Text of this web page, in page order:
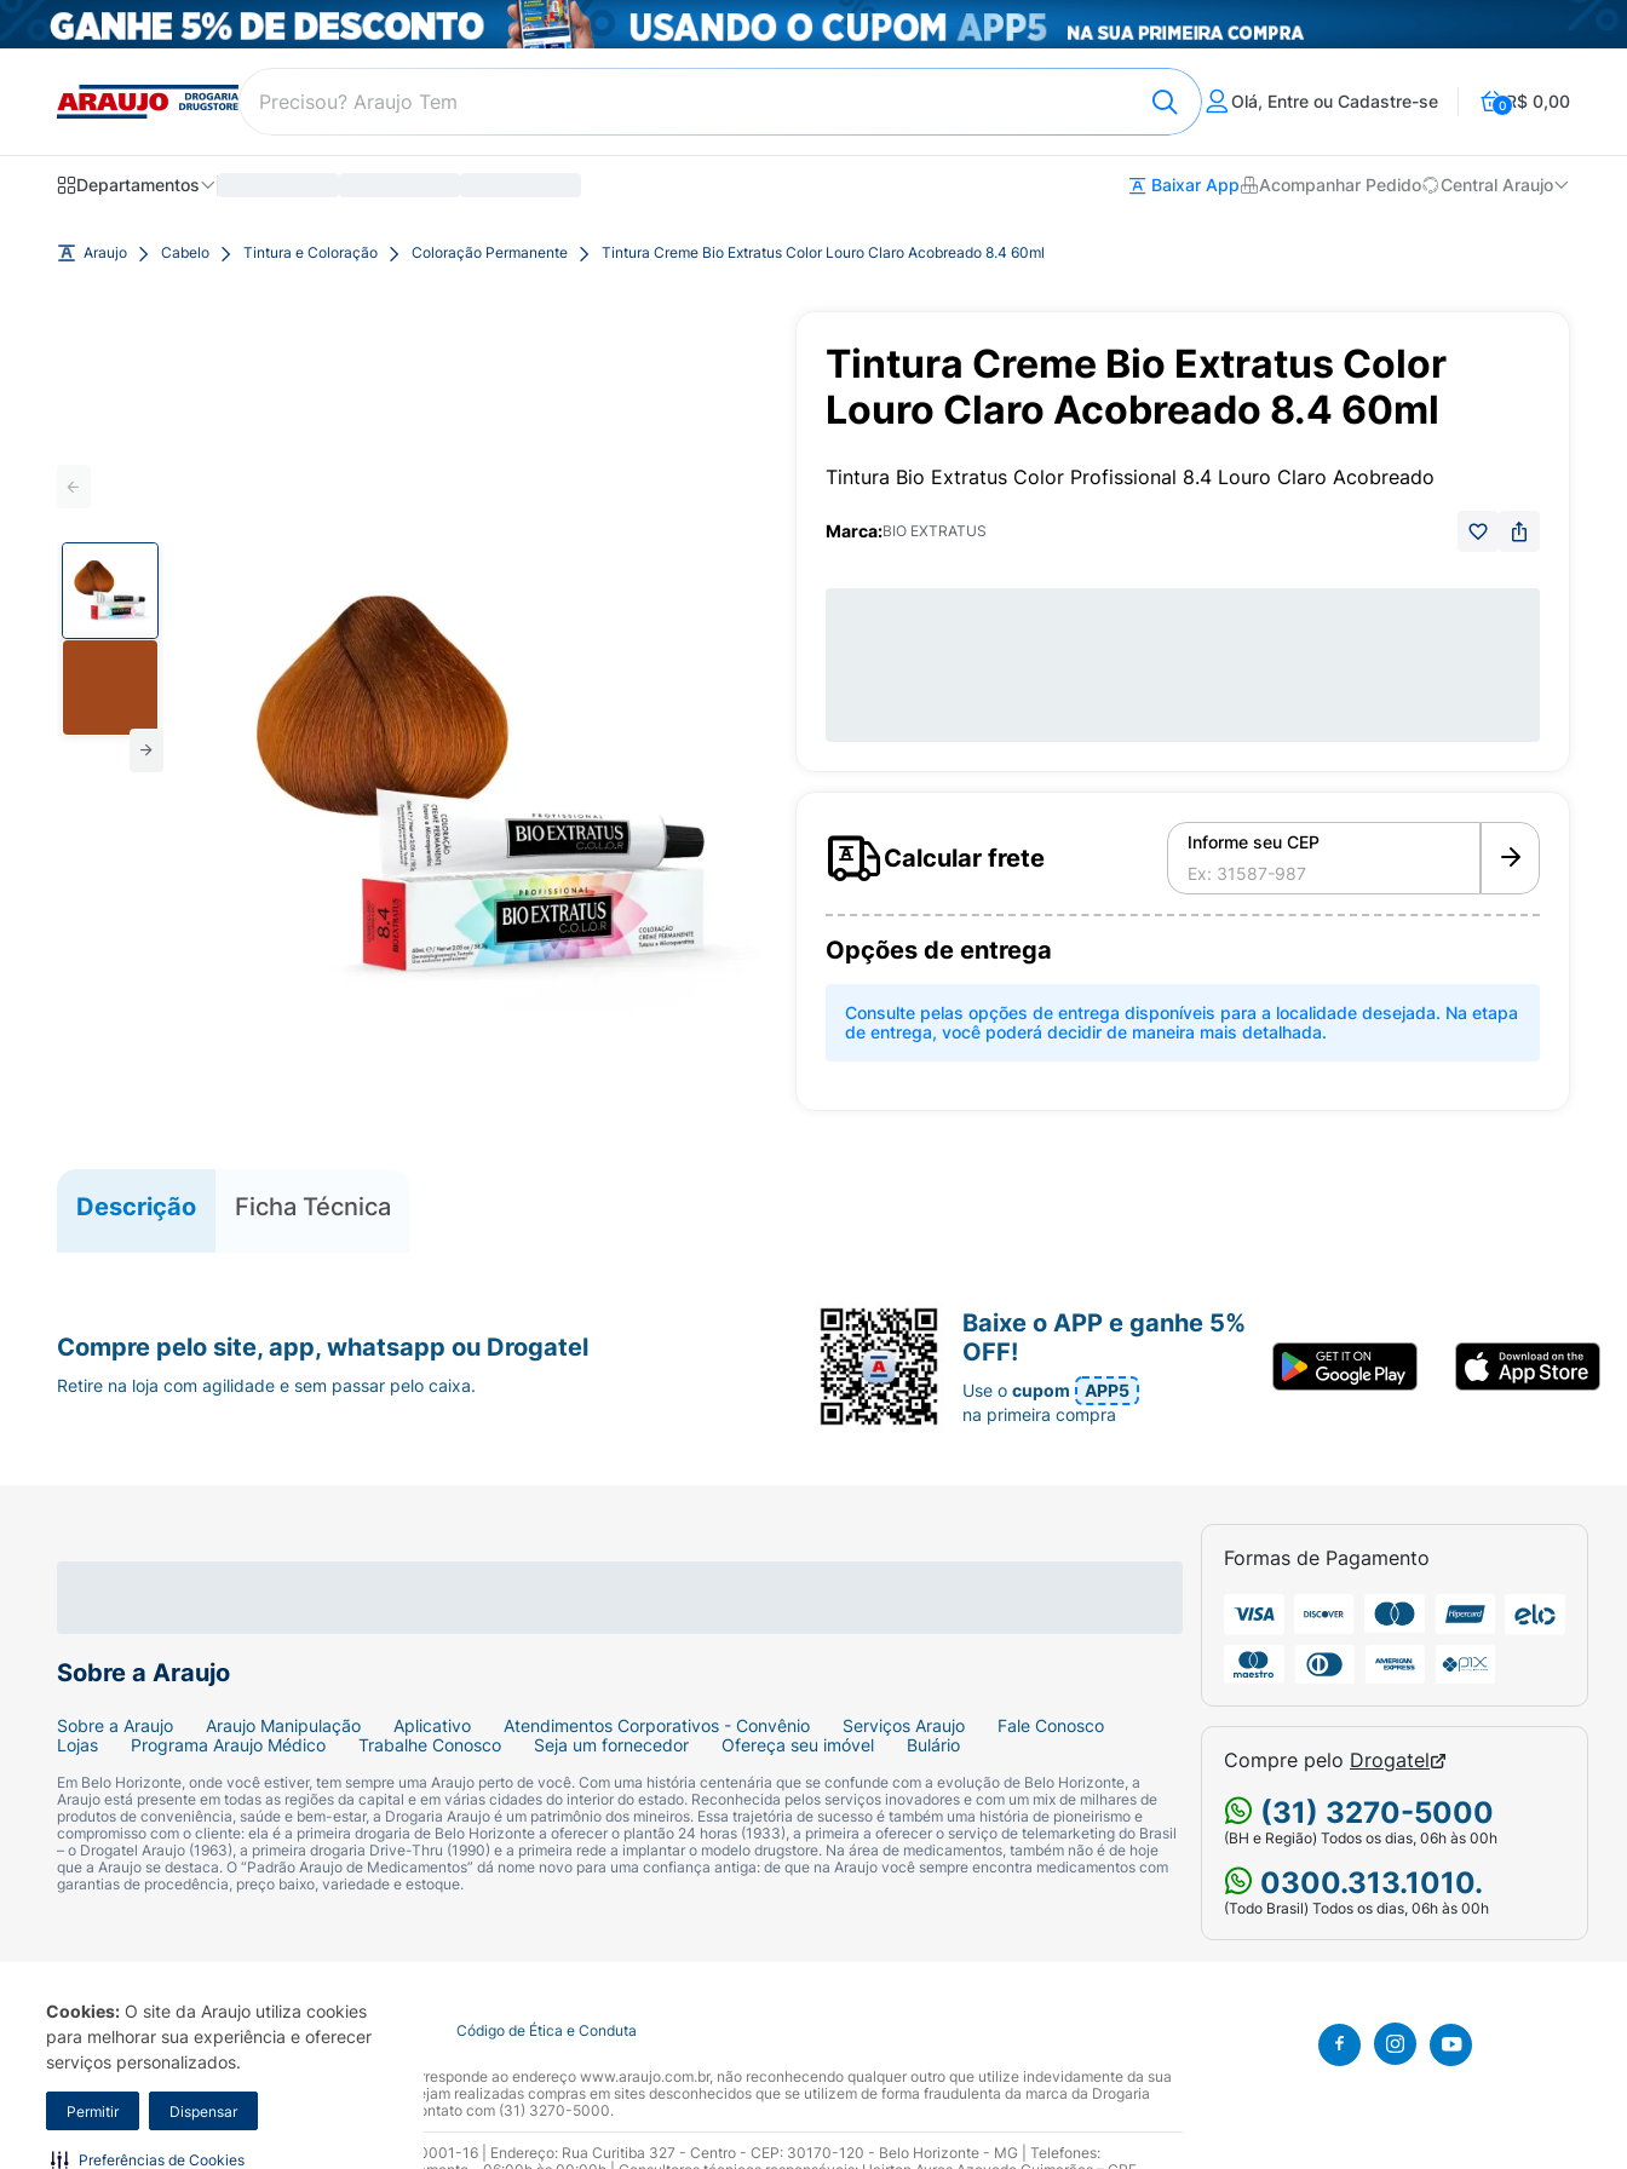
Cookies: O site da Araujo utiliza cookies
para melhorar sua experiência e oferecer
serviços personalizados.
Permitir Dispensar
Preferências de Cookies
Olá, Entre ou Cadastre-se 0R$ 0,00
Departamentos Baixar App Acompanhar Pedido Central Araujo
Araujo Cabelo Tintura e Coloração Coloração Permanente Tintura Creme Bio Extratus Color Louro Claro Acobreado 8.4 60ml
Tintura Creme Bio Extratus Color
Louro Claro Acobreado 8.4 60ml
Tintura Bio Extratus Color Profissional 8.4 Louro Claro Acobreado
Marca:BIO EXTRATUS
Calcular frete
Informe seu CEP
Opções de entrega
Consulte pelas opções de entrega disponíveis para a localidade desejada. Na etapa
de entrega, você poderá decidir de maneira mais detalhada.
Descrição Ficha Técnica
Sobre a Araujo
Sobre a Araujo Araujo Manipulação Aplicativo Atendimentos Corporativos - Convênio Serviços Araujo
Fale Conosco
Lojas
Programa Araujo Médico Trabalhe Conosco Seja um fornecedor Ofereça seu imóvel Bulário
Em Belo Horizonte, onde você estiver, tem sempre uma Araujo perto de você. Com uma história centenária que se confunde com a evolução de Belo Horizonte, a
Araujo está presente em todas as regiões da capital e em várias cidades do interior do estado. Reconhecida pelos serviços inovadores e com um mix de milhares de
produtos de conveniência, saúde e bem-estar, a Drogaria Araujo é um patrimônio dos mineiros. Essa trajetória de sucesso é também uma história de pioneirismo e
compromisso com o cliente: ela é a primeira drogaria de Belo Horizonte a oferecer o plantão 24 horas (1933), a primeira a oferecer o serviço de telemarketing do Brasil
– o Drogatel Araujo (1963), a primeira drogaria Drive-Thru (1990) e a primeira rede a implantar o modelo drugstore. Na área de medicamentos, também não é de hoje
que a Araujo se destaca. O “Padrão Araujo de Medicamentos” dá nome novo para uma confiança antiga: de que na Araujo você sempre encontra medicamentos com
garantias de procedência, preço baixo, variedade e estoque.
Formas de Pagamento
Compre pelo Drogatel
(31) 3270-5000
(BH e Região) Todos os dias, 06h às 00h
0300.313.1010.
(Todo Brasil) Todos os dias, 06h às 00h
Compre pelo site, app, whatsapp ou Drogatel
Retire na loja com agilidade e sem passar pelo caixa.
Baixe o APP e ganhe 5%
OFF!
Use ocupom
APP5
na primeira compra
Termo de Uso Portal da Privacidade Covid-19 Código de Ética e Conduta
A Drogaria Araujo S/A informa que o seu site oficial corresponde ao endereço www.araujo.com.br, não reconhecendo qualquer outro que utilize indevidamente da sua
marca. Para sua segurança recomendamos que não sejam realizadas compras em sites desconhecidos que se utilizem de forma fraudulenta da marca da Drogaria
Araujo S.A. Em caso de dúvidas, gentileza entrar em contato com (31) 3270-5000.
Razão Social: Drogaria Araujo S.A | CNPJ: 17.256.512.0001-16 | Endereço: Rua Curitiba 327 - Centro - CEP: 30170-120 - Belo Horizonte - MG | Telefones: